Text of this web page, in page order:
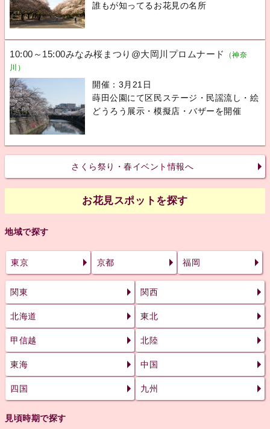
誰もが知ってるお花見の名所
10:00～15:00みなみ桜まつり@大岡川プロムナード
（神奈
川）
開催：3月21日
蒔田公園にて区民ステージ・民謡流し・絵
どうろう展示・模擬店・バザーを開催
さくら祭り・春イベント情報へ
お花見スポットを探す
地域で探す
東京 京都 福岡
関東 関西
北海道 東北
甲信越 北陸
東海 中国
四国 九州
見頃時期で探す